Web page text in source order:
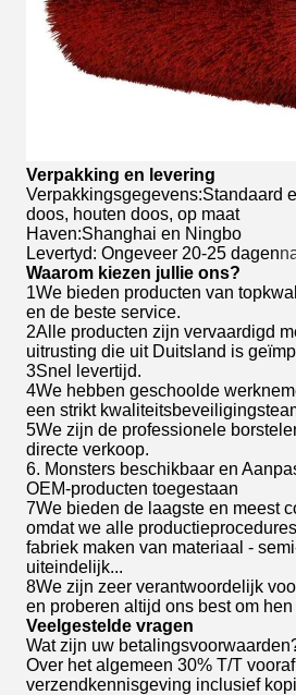
Verpakking en levering
Verpakkingsgegevens:Standaard
doos, houten doos, op maat
Haven:Shanghai en Ningbo
Levertyd: Ongeveer 20-25 dagen
Waarom kiezen jullie ons?
1We bieden producten van
en de beste service.
2Alle producten zijn vervaardigd
uitrusting die uit Duitsland is
3Snel levertijd.
4We hebben geschoolde
een strikt
5We zijn de professionele
directe verkoop.
6. Monsters beschikbaar en
OEM-producten toegestaan
7We bieden de laagste en meest
omdat we alle
fabriek maken van materiaal -
uiteindelijk...
8We zijn zeer verantwoordelijk
en proberen altijd ons best om
Veelgestelde vragen
Wat zijn uw
Over het algemeen 30% T/T
verzendkennisgeving inclusief